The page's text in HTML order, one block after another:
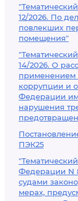
12/2026. По
повлекших
помещения"
14/2026. О
применением
коррупции и
Федерации
нарушения
ПЭК25
Федерации N
судами
мерах,